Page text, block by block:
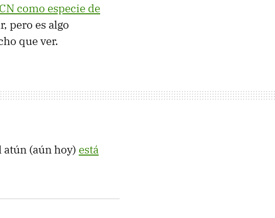
como especie de
pero es algo
que ver.
atún (aún hoy) está